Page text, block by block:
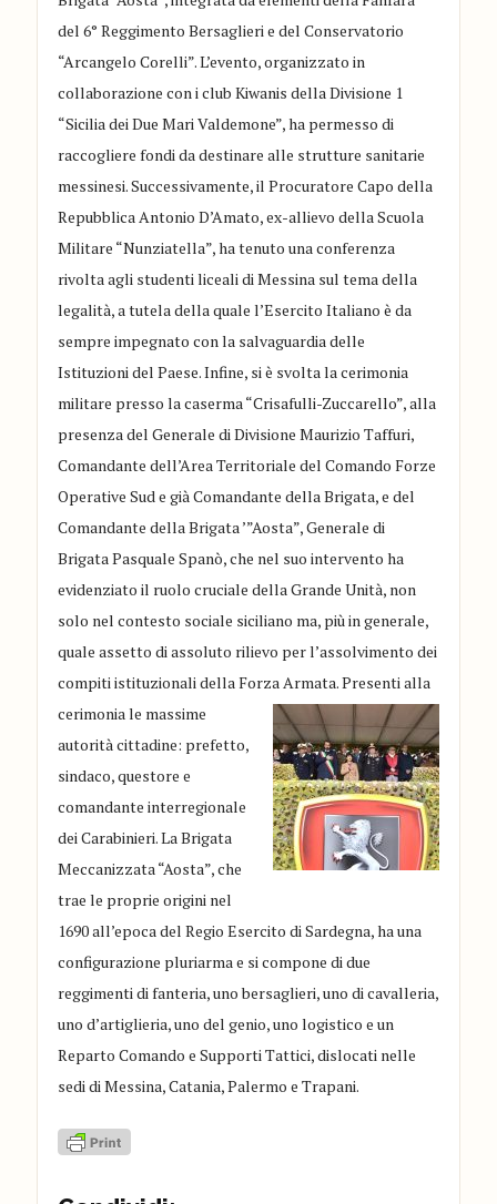
del 6° Reggimento Bersaglieri e del Conservatorio
“Arcangelo Corelli”. L’evento, organizzato in
collaborazione con i club Kiwanis della Divisione 1
“Sicilia dei Due Mari Valdemone”, ha permesso di
raccogliere fondi da destinare alle strutture sanitarie
messinesi. Successivamente, il Procuratore Capo della
Repubblica Antonio D’Amato, ex-allievo della Scuola
Militare “Nunziatella”, ha tenuto una conferenza
rivolta agli studenti liceali di Messina sul tema della
legalità, a tutela della quale l’Esercito Italiano è da
sempre impegnato con la salvaguardia delle
Istituzioni del Paese. Infine, si è svolta la cerimonia
militare presso la caserma “Crisafulli-Zuccarello”, alla
presenza del Generale di Divisione Maurizio Taffuri,
Comandante dell’Area Territoriale del Comando Forze
Operative Sud e già Comandante della Brigata, e del
Comandante della Brigata ’”Aosta”, Generale di
Brigata Pasquale Spanò, che nel suo intervento ha
evidenziato il ruolo cruciale della Grande Unità, non
solo nel contesto sociale siciliano ma, più in generale,
quale assetto di assoluto rilievo per l’assolvimento dei
compiti istituzionali della Forza Armata. Presenti alla
cerimonia le massime
autorità cittadine: prefetto,
sindaco, questore e
comandante interregionale
dei Carabinieri. La Brigata
Meccanizzata “Aosta”, che
trae le proprie origini nel
1690 all’epoca del Regio Esercito di Sardegna, ha una
configurazione pluriarma e si compone di due
reggimenti di fanteria, uno bersaglieri, uno di cavalleria,
uno d’artiglieria, uno del genio, uno logistico e un
Reparto Comando e Supporti Tattici, dislocati nelle
sedi di Messina, Catania, Palermo e Trapani.